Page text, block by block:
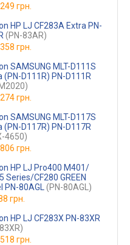
от 1 299 грн.
сравнить
грн.
PN-
(PN-83AR)
грн.
D111S
(PN-D111R) PN-D111R
грн.
D117S
(PN-D117R) PN-D117R
4650)
грн.
M401/
Series/CF280 GREEN
Label PN-80AGL (PN-80AGL)
грн.
Patron HP LJ CF283X PN-83XR
грн.